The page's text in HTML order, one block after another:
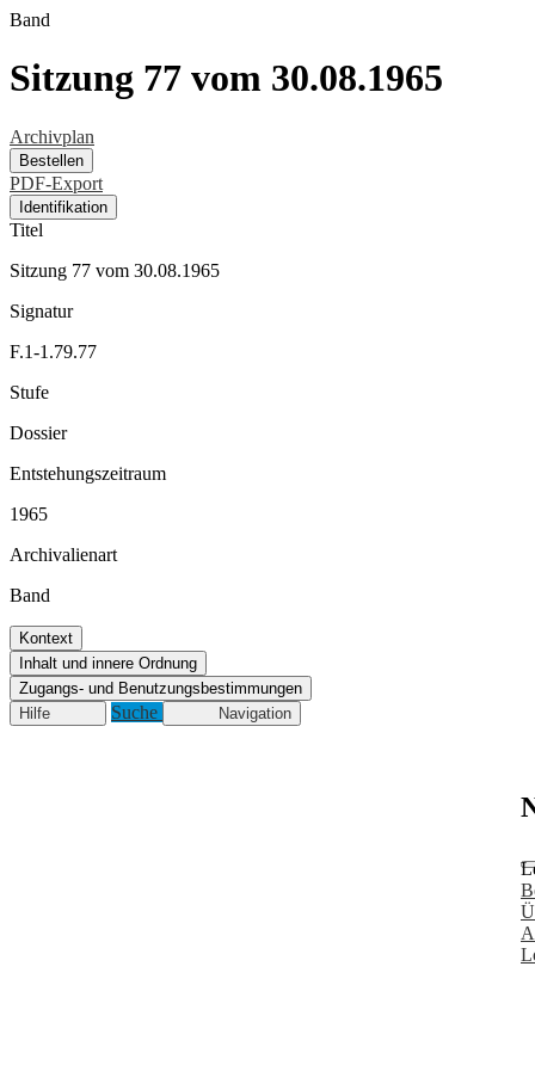
Band
Sitzung 77 vom 30.08.1965
Archivplan
Bestellen
PDF-Export
Identifikation
Titel
Sitzung 77 vom 30.08.1965
Signatur
F.1-1.79.77
Stufe
Dossier
Entstehungszeitraum
1965
Archivalienart
Band
Kontext
Inhalt und innere Ordnung
Zugangs- und Benutzungsbestimmungen
Hilfe
Suche Navigation